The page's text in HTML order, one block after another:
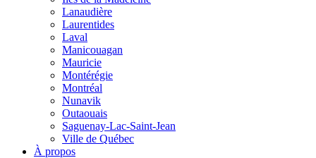
Lanaudière
Laurentides
Laval
Manicouagan
Mauricie
Montérégie
Montréal
Nunavik
Outaouais
Saguenay-Lac-Saint-Jean
Ville de Québec
À propos